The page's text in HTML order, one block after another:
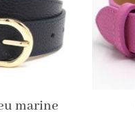
marine